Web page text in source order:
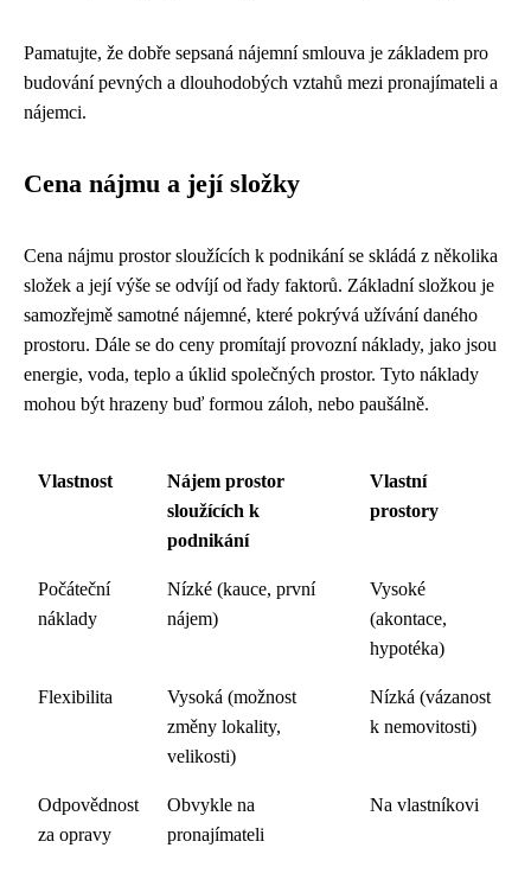
Pamatujte, že dobře sepsaná nájemní smlouva je základem pro
budování pevných a dlouhodobých vztahů mezi pronajímateli a
nájemci.
Cena nájmu a její složky
Cena nájmu prostor sloužících k podnikání se skládá z několika
složek a její výše se odvíjí od řady faktorů. Základní složkou je
samozřejmě samotné nájemné, které pokrývá užívání daného
prostoru. Dále se do ceny promítají provozní náklady, jako jsou
energie, voda, teplo a úklid společných prostor. Tyto náklady
mohou být hrazeny buď formou záloh, nebo paušálně.
Vlastnost
Nájem prostor
sloužících k
podnikání
Vlastní
prostory
Počáteční
náklady
Nízké (kauce, první
nájem)
Vysoké
(akontace,
hypotéka)
Flexibilita
Vysoká (možnost
změny lokality,
velikosti)
Nízká (vázanost
k nemovitosti)
Odpovědnost
za opravy
Obvykle na
pronajímateli
Na vlastníkovi